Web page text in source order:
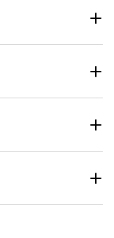
le mouron des
le chardon du